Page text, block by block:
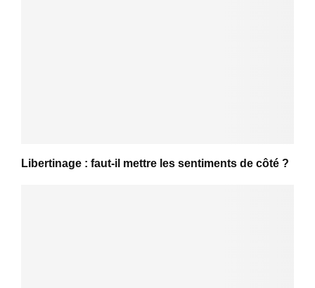
Libertinage : faut-il mettre les sentiments de côté ?